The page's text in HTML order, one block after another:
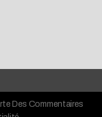
Des Commentaires